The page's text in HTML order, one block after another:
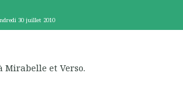
30 juillet 2010
Mirabelle et Verso.